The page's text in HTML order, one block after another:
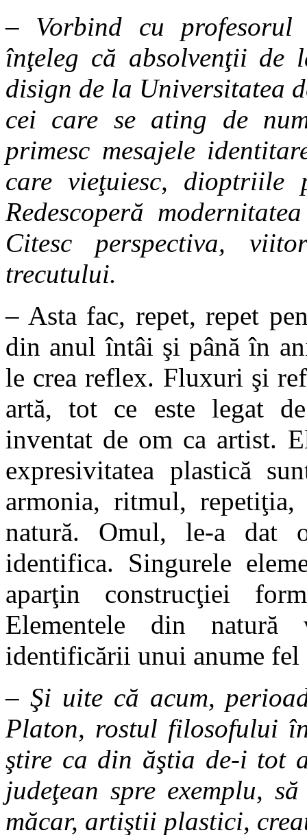
– Vorbind cu
înţeleg că absolvenţii de
disign de la Universitatea
cei care se ating de
primesc mesajele
care vieţuiesc, dioptriile
Redescoperă
Citesc perspectiva,
trecutului.
– Asta fac, repet, repet
din anul întâi şi până în
le crea reflex. Fluxuri şi
artă, tot ce este legat
inventat de om ca artist.
expresivitatea plastică
armonia, ritmul, repetiţia,
natură. Omul, le-a dat
identifica. Singurele
aparţin construcţiei
Elementele din
identificării unui anume fel
– Şi uite că acum,
Platon, rostul filosofului
ştire ca din ăştia de-i tot
judeţean spre exemplu,
măcar, artiştii plastici,